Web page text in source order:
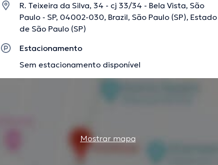
âmbito de especialização e já anunciou numerosos
comunicados. A consulta pode ser realizada em Espanhol
Inglês Português.
A descrição foi editada pela equipe do doctoranytime, baseada em
R. Teixeira da Silva, 34 - cj 33/34 - Bela Vista, São
Paulo - SP, 04002-030, Brazil, São Paulo (SP), Estado
de São Paulo (SP)
Estacionamento
Sem estacionamento disponível
Mostrar mapa